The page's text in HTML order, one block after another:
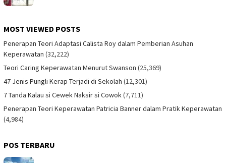
MOST VIEWED POSTS
Penerapan Teori Adaptasi Calista Roy dalam Pemberian Asuhan
Keperawatan (32,222)
Teori Caring Keperawatan Menurut Swanson (25,369)
47 Jenis Pungli Kerap Terjadi di Sekolah (12,301)
7 Tanda Kalau si Cewek Naksir si Cowok(7,711)
Penerapan Teori Keperawatan Patricia Banner dalam Pratik Keperawatan
(4,984)
POS TERBARU